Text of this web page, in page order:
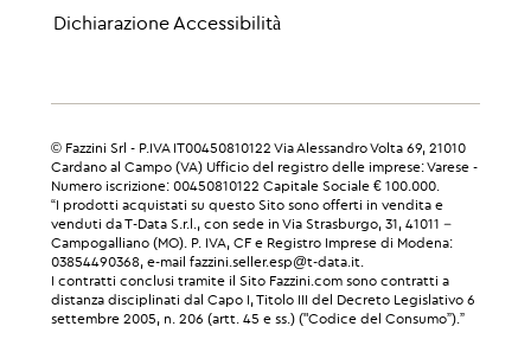
Dichiarazione Accessibilità
© Fazzini Srl - P.IVA IT00450810122 Via Alessandro Volta 69, 21010
Cardano al Campo (VA) Ufficio del registro delle imprese: Varese -
Numero iscrizione: 00450810122 Capitale Sociale € 100.000.
“I prodotti acquistati su questo Sito sono offerti in vendita e
venduti da T-Data S.r.l., con sede in Via Strasburgo, 31, 41011 –
Campogalliano (MO). P. IVA, CF e Registro Imprese di Modena:
03854490368, e-mail fazzini.seller.esp@t-data.it.
I contratti conclusi tramite il Sito Fazzini.com sono contratti a
distanza disciplinati dal Capo I, Titolo III del Decreto Legislativo 6
settembre 2005, n. 206 (artt. 45 e ss.) ("Codice del Consumo”).”